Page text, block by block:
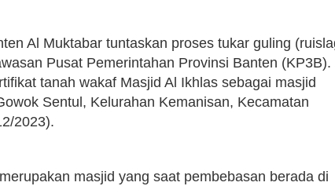
Al Muktabar tuntaskan proses tukar guling
Pusat Pemerintahan Provinsi Banten (KP3B).
tanah wakaf Masjid Al Ikhlas sebagai masjid
Sentul, Kelurahan Kemanisan, Kecamatan
2023).
masjid yang saat pembebasan berada di